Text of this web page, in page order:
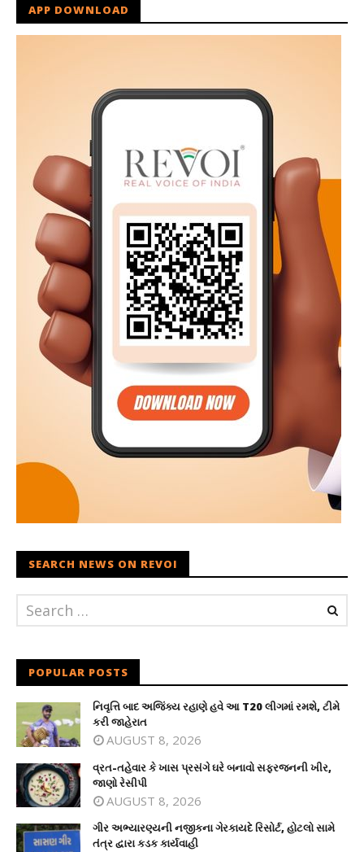
APP DOWNLOAD
SEARCH NEWS ON REVOI
POPULAR POSTS
નિવૃત્તિ બાદ અજિંક્ય રહાણે હવે આ T20 લીગમાં રમશે, ટીમે
કરી જાહેરાત
AUGUST 8, 2026
વ્રત-તહેવાર કે ખાસ પ્રસંગે ઘરે બનાવો સફરજનની ખીર,
જાણો રેસીપી
AUGUST 8, 2026
ગીર અભ્યારણ્યની નજીકના ગેરકાયદે રિસોર્ટ, હોટલો સામે
તંત્ર દ્વારા કડક કાર્યવાહી